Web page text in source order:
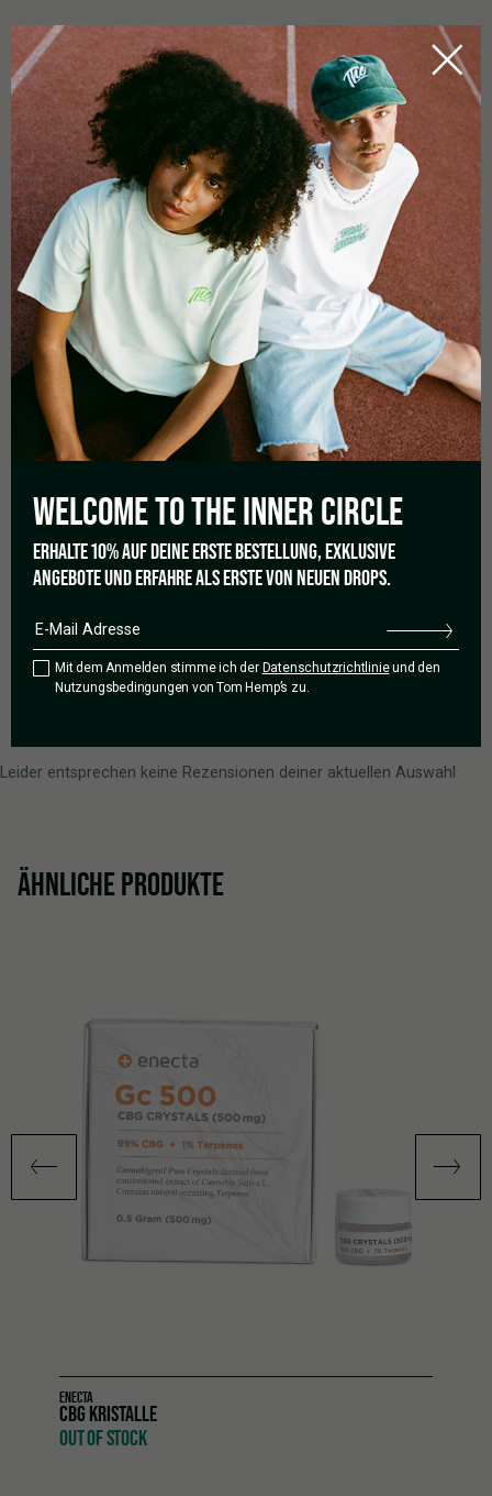
WEITERE INFOS
Handgefertigt in Spanien
0,0
Basierend auf 0 Rezensionen
5 Sterne
0%
4 Sterne
0%
2 Sterne
0%
1 Stern
0%
Leider entsprechen keine Rezensionen deiner aktuellen Auswahl
ÄHNLICHE PRODUKTE
ENECTA
CBG KRISTALLE
OUT OF STOCK
WELCOME TO THEINNER CIRCLE
ERHALTE 10% AUF DEINE ERSTE BESTELLUNG, EXKLUSIVE
ANGEBOTE UND ERFAHRE ALS ERSTE VON NEUEN DROPS.
Mit dem Anmelden stimme ich der Datenschutzrichtlinieund den
Nutzungsbedingungen von Tom Hemp’s zu.